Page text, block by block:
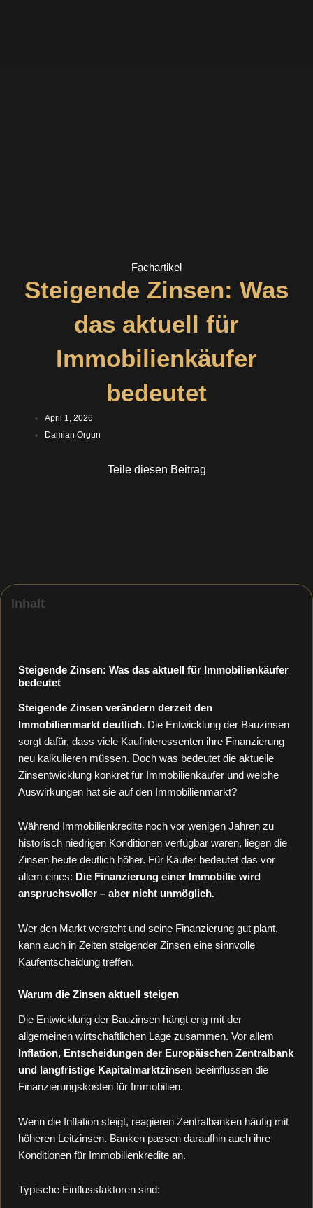
Fachartikel
Steigende Zinsen: Was
das aktuell für
Immobilienkäufer
bedeutet
April 1, 2026
Damian Orgun
Teile diesen Beitrag
Inhalt
Steigende Zinsen: Was das aktuell für Immobilienkäufer
bedeutet
Steigende Zinsen verändern derzeit den
Immobilienmarkt deutlich.Die Entwicklung der Bauzinsen
sorgt dafür, dass viele Kaufinteressenten ihre Finanzierung
neu kalkulieren müssen. Doch was bedeutet die aktuelle
Zinsentwicklung konkret für Immobilienkäufer und welche
Auswirkungen hat sie auf den Immobilienmarkt?
Während Immobilienkredite noch vor wenigen Jahren zu
historisch niedrigen Konditionen verfügbar waren, liegen die
Zinsen heute deutlich höher. Für Käufer bedeutet das vor
allem eines: Die Finanzierung einer Immobilie wird
anspruchsvoller – aber nicht unmöglich.
Wer den Markt versteht und seine Finanzierung gut plant,
kann auch in Zeiten steigender Zinsen eine sinnvolle
Kaufentscheidung treffen.
Warum die Zinsen aktuell steigen
Die Entwicklung der Bauzinsen hängt eng mit der
allgemeinen wirtschaftlichen Lage zusammen. Vor allem
Inflation, Entscheidungen der Europäischen Zentralbank
und langfristige Kapitalmarktzinsenbeeinflussen die
Finanzierungskosten für Immobilien.
Wenn die Inflation steigt, reagieren Zentralbanken häufig mit
höheren Leitzinsen. Banken passen daraufhin auch ihre
Konditionen für Immobilienkredite an.
Typische Einflussfaktoren sind: